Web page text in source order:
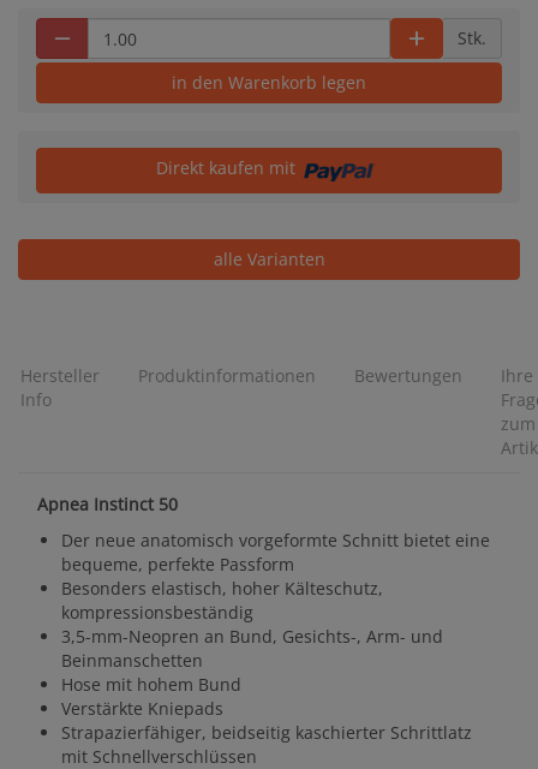
Stk.
in den Warenkorb legen
Direkt kaufen mit
alle Varianten
Hersteller
Info
Produktinformationen Bewertungen
Ihre
zum
Apnea Instinct 50
Der neue anatomisch vorgeformte Schnitt bietet eine
bequeme, perfekte Passform
Besonders elastisch, hoher Kälteschutz,
kompressionsbeständig
3,5-mm-Neopren an Bund, Gesichts-, Arm- und
Beinmanschetten
Hose mit hohem Bund
Verstärkte Kniepads
Strapazierfähiger, beidseitig kaschierter Schrittlatz
mit Schnellverschlüssen